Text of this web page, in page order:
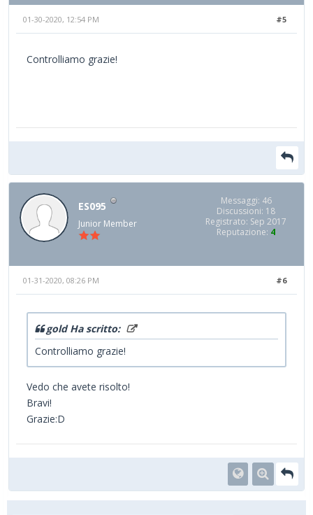
#5
01-30-2020, 12:54 PM
Controlliamo grazie!
ES095
Junior Member
Messaggi: 46
Discussioni: 18
Registrato: Sep 2017
Reputazione: 4
#6
01-31-2020, 08:26 PM
gold Ha scritto:
Controlliamo grazie!
Vedo che avete risolto!
Bravi!
Grazie:D